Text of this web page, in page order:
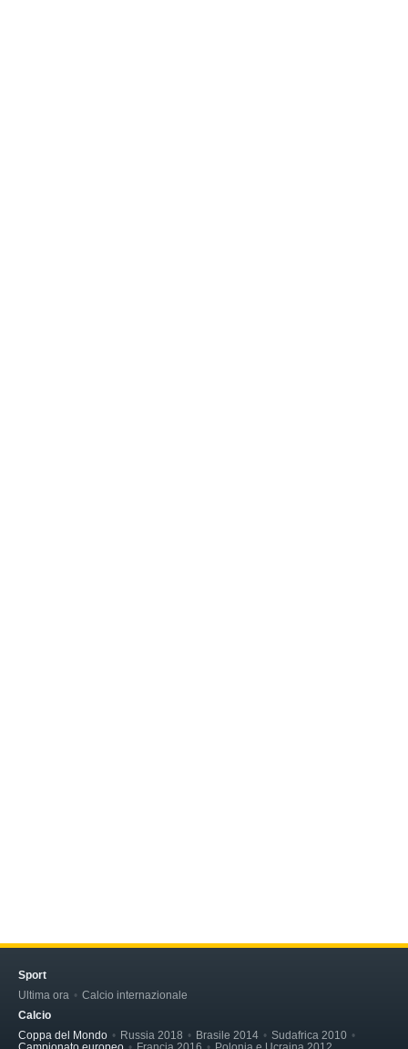
Sport
Ultima ora
Calcio internazionale
Calcio
Coppa del Mondo
Russia 2018 Brasile 2014
Sudafrica 2010